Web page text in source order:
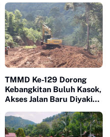
TMMD Ke-129 Dorong
Kebangkitan Buluh Kasok,
Akses Jalan Baru Diyakini
Ekonomi Warga